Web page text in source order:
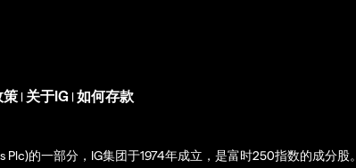
策 | 关于IG | 如何存款
的一部分，IG集团于1974年成立，是富时250指数的成分股。